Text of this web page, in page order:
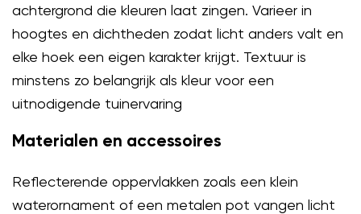
achtergrond die kleuren laat zingen. Varieer in
hoogtes en dichtheden zodat licht anders valt en
elke hoek een eigen karakter krijgt. Textuur is
minstens zo belangrijk als kleur voor een
uitnodigende tuinervaring
Materialen en accessoires
Reflecterende oppervlakken zoals een klein
waterornament of een metalen pot vangen licht